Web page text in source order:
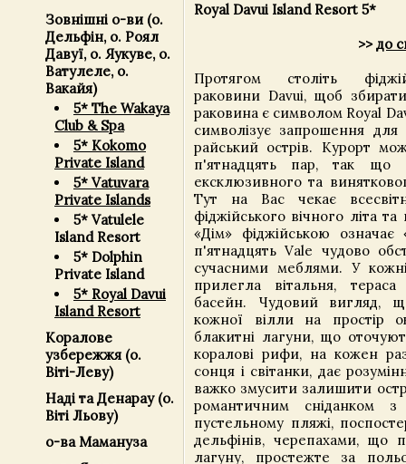
Зовнішні о-ви (о.
Дельфін, о. Роял
Давуї, о. Яукуве, о.
Ватулеле, о.
Вакайя)
5* The Wakaya
Club & Spa
5* Kokomo
Private Island
5* Vatuvara
Private Islands
5* Vatulele
Island Resort
5* Dolphin
Private Island
5* Royal Davui
Island Resort
Коралове
узбережжя (о.
Віті-Леву)
Наді та Денарау (о.
Віті Льову)
о-ва Мамануза
Royal Davui Island Resort 5*
>>до
Протягом століть
раковини Davui, щоб
раковина є символом Royal
символізує запрошення для
райський острів. Курорт
п'ятнадцять пар, так що
ексклюзивного та
Тут на Вас чекає
фіджійського вічного літа
«Дім» фіджійською означає
п'ятнадцять Vale чудово
сучасними меблями. У
прилегла вітальня,
басейн. Чудовий вигляд,
кожної вілли на простір
блакитні лагуни, що
коралові рифи, на кожен
сонця і світанки, дає
важко змусити залишити
романтичним сніданком
пустельному пляжі,
дельфінів, черепахами, що
лагуну, простежте за